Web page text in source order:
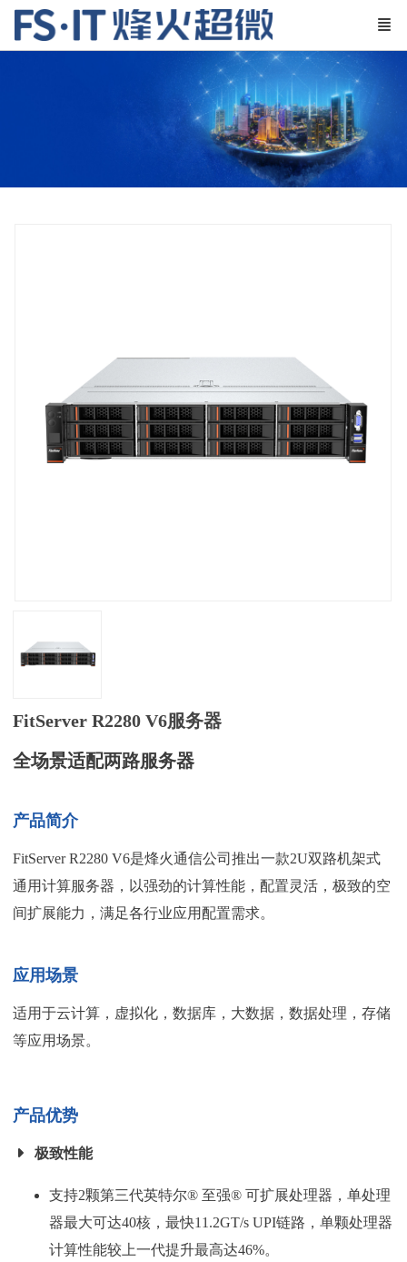
FitServer R2280 V6服务器
全场景适配两路服务器
产品简介
FitServer R2280 V6是烽火通信公司推出一款2U双路机架式
通用计算服务器，以强劲的计算性能，配置灵活，极致的空
间扩展能力，满足各行业应用配置需求。
应用场景
适用于云计算，虚拟化，数据库，大数据，数据处理，存储
等应用场景。
产品优势
极致性能
支持2颗第三代英特尔® 至强® 可扩展处理器，单处理
器最大可达40核，最快11.2GT/s UPI链路，单颗处理器
计算性能较上一代提升最高达46%。